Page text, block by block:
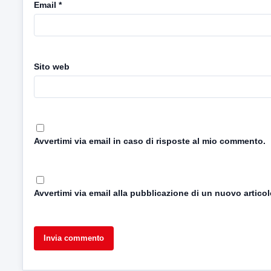
Email *
Sito web
Avvertimi via email in caso di risposte al mio commento.
Avvertimi via email alla pubblicazione di un nuovo